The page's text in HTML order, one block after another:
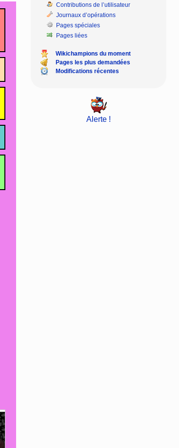
Contributions de l’utilisateur
Journaux d’opérations
Pages spéciales
Pages liées
Wikichampions du moment
Pages les plus demandées
Modifications récentes
Alerte !